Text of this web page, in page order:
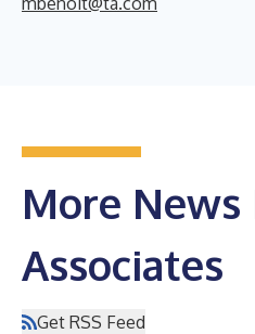
More News
Associates
Get RSS Feed